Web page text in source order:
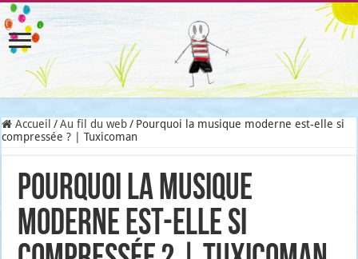
Accueil / Au fil du web / Pourquoi la musique moderne est-elle si
compressée ? | Tuxicoman
Pourquoi la musique
moderne est-elle si